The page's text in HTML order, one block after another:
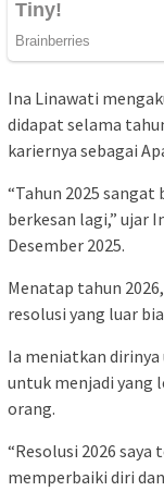
Ina Linawati
didapat selama
kariernya sebagai
“Tahun 2025 sangat
berkesan lagi,” ujar
Desember 2025.
Menatap tahun
resolusi yang luar
Ia meniatkan
untuk menjadi yang
orang.
“Resolusi 2026
memperbaiki diri